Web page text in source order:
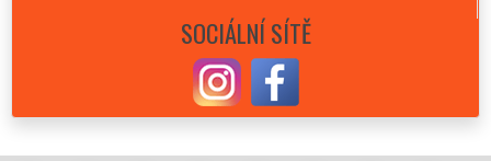
Skutečně paráda. Celý úklid u nás v Trutnově proběhl naprosto
perfektně. Cena sice trošku vyšší, ale výsledek stál za to. Rozhodně
doporučuji každému vyzkoušet.
SOCIÁLNÍ SÍTĚ